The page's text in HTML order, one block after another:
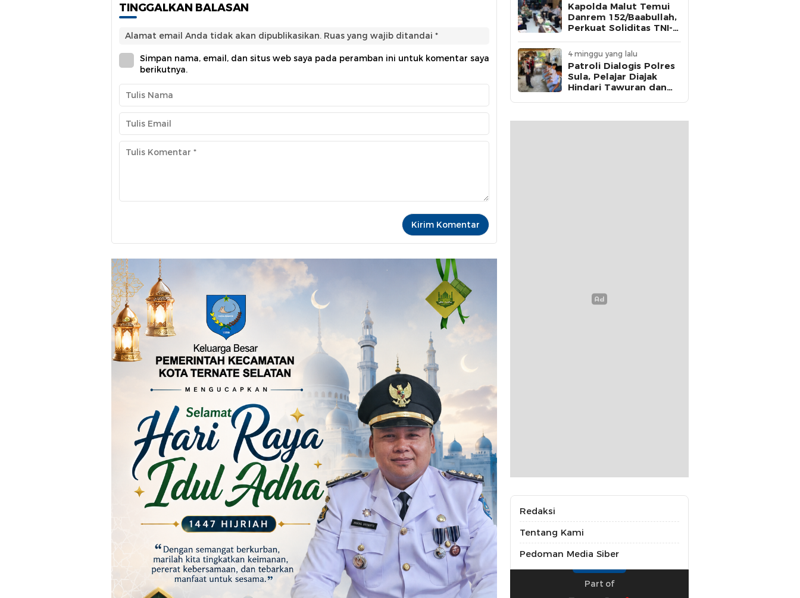
TINGGALKAN BALASAN
Alamat email Anda tidak akan dipublikasikan. Ruas yang wajib ditandai *
Simpan nama, email, dan situs web saya pada peramban ini untuk komentar saya
berikutnya.
Kapolda Malut Temui
Danrem 152/Baabullah,
Perkuat Soliditas TNI-
Daerah
4 minggu yang lalu
Patroli Dialogis Polres
Sula, Pelajar Diajak
Hindari Tawuran dan
Redaksi
Tentang Kami
Pedoman Media Siber
Part of